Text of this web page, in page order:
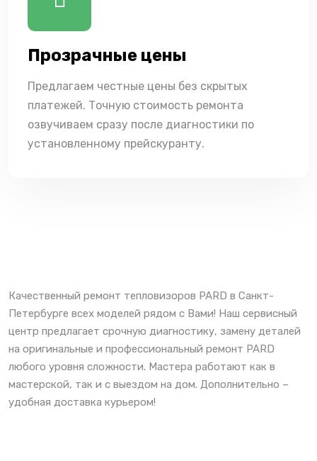
Прозрачные цены
Предлагаем честные цены без скрытых
платежей. Точную стоимость ремонта
озвучиваем сразу после диагностики по
установленному прейскуранту.
Качественный ремонт тепловизоров PARD в Санкт-
Петербурге всех моделей рядом с Вами! Наш сервисный
центр предлагает срочную диагностику, замену деталей
на оригинальные и профессиональный ремонт PARD
любого уровня сложности. Мастера работают как в
мастерской, так и с выездом на дом. Дополнительно –
удобная доставка курьером!